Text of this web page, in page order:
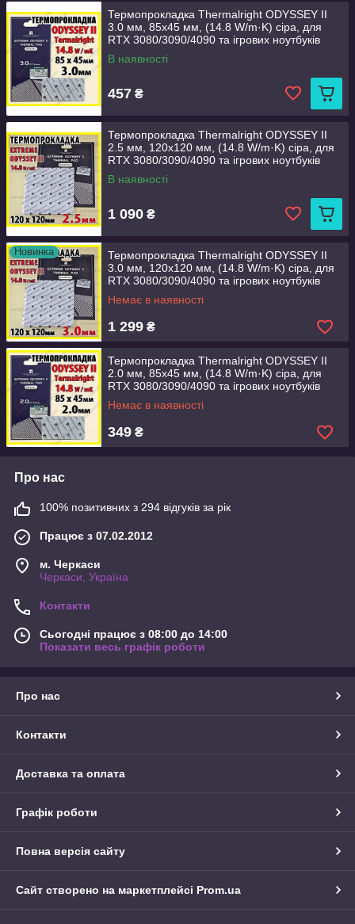
Термопрокладка Thermalright ODYSSEY II
3.0 мм, 85x45 мм, (14.8 W/m·K) сіра, для
RTX 3080/3090/4090 та ігрових ноутбуків
В наявності
457 ₴
Термопрокладка Thermalright ODYSSEY II
2.5 мм, 120x120 мм, (14.8 W/m·K) сіра, для
RTX 3080/3090/4090 та ігрових ноутбуків
В наявності
1 090 ₴
Новинка
Термопрокладка Thermalright ODYSSEY II
3.0 мм, 120x120 мм, (14.8 W/m·K) сіра, для
RTX 3080/3090/4090 та ігрових ноутбуків
Немає в наявності
1 299 ₴
Термопрокладка Thermalright ODYSSEY II
2.0 мм, 85x45 мм, (14.8 W/m·K) сіра, для
RTX 3080/3090/4090 та ігрових ноутбуків
Немає в наявності
349 ₴
Про нас
100% позитивних з 294 відгуків за рік
Працює з 07.02.2012
м. Черкаси
Черкаси, Україна
Контакти
Сьогодні працює з 08:00 до 14:00
Показати весь графік роботи
Про нас
Контакти
Доставка та оплата
Графік роботи
Повна версія сайту
Сайт створено на маркетплейсі Prom.ua